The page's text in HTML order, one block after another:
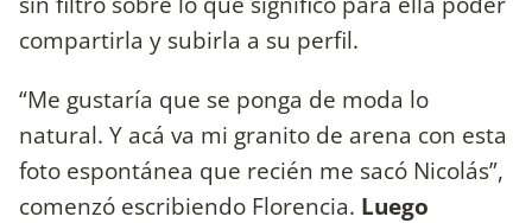
compartirla y subirla a su perfil.
“Me gustaría que se ponga de moda lo
natural. Y acá va mi granito de arena con esta
foto espontánea que recién me sacó Nicolás”,
comenzó escribiendo Florencia. Luego